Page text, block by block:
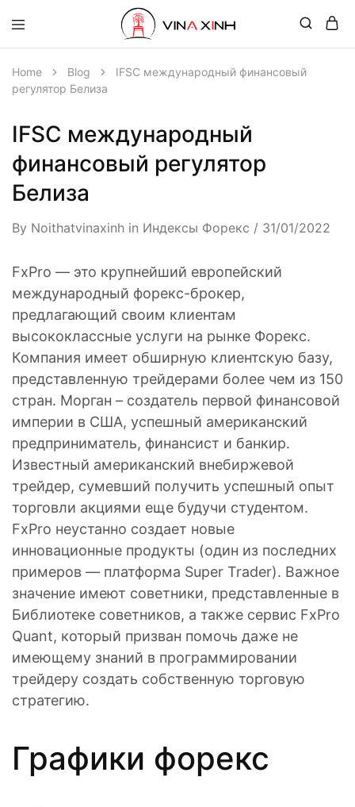
Home Blog
IFSC международный финансовый
регулятор Белиза
IFSC международный
финансовый регулятор
Белиза
By Noithatvinaxinh in Индексы Форекс 31/01/2022
FxPro — это крупнейший европейский
международный форекс-брокер,
предлагающий своим клиентам
высококлассные услуги на рынке Форекс.
Компания имеет обширную клиентскую базу,
представленную трейдерами более чем из 150
стран. Морган – создатель первой финансовой
империи в США, успешный американский
предприниматель, финансист и банкир.
Известный американский внебиржевой
трейдер, сумевший получить успешный опыт
торговли акциями еще будучи студентом.
FxPro неустанно создает новые
инновационные продукты (один из последних
примеров — платформа Super Trader). Важное
значение имеют советники, представленные в
Библиотеке советников, а также сервис FxPro
Quant, который призван помочь даже не
имеющему знаний в программировании
трейдеру создать собственную торговую
стратегию.
Графики форекс